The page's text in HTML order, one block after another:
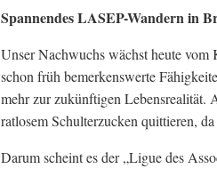
Spannendes LASEP-Wandern in
Unser Nachwuchs wächst heute vom
schon früh bemerkenswerte
mehr zur zukünftigen Lebensrealität.
ratlosem Schulterzucken quittieren,
Darum scheint es der „Ligue des